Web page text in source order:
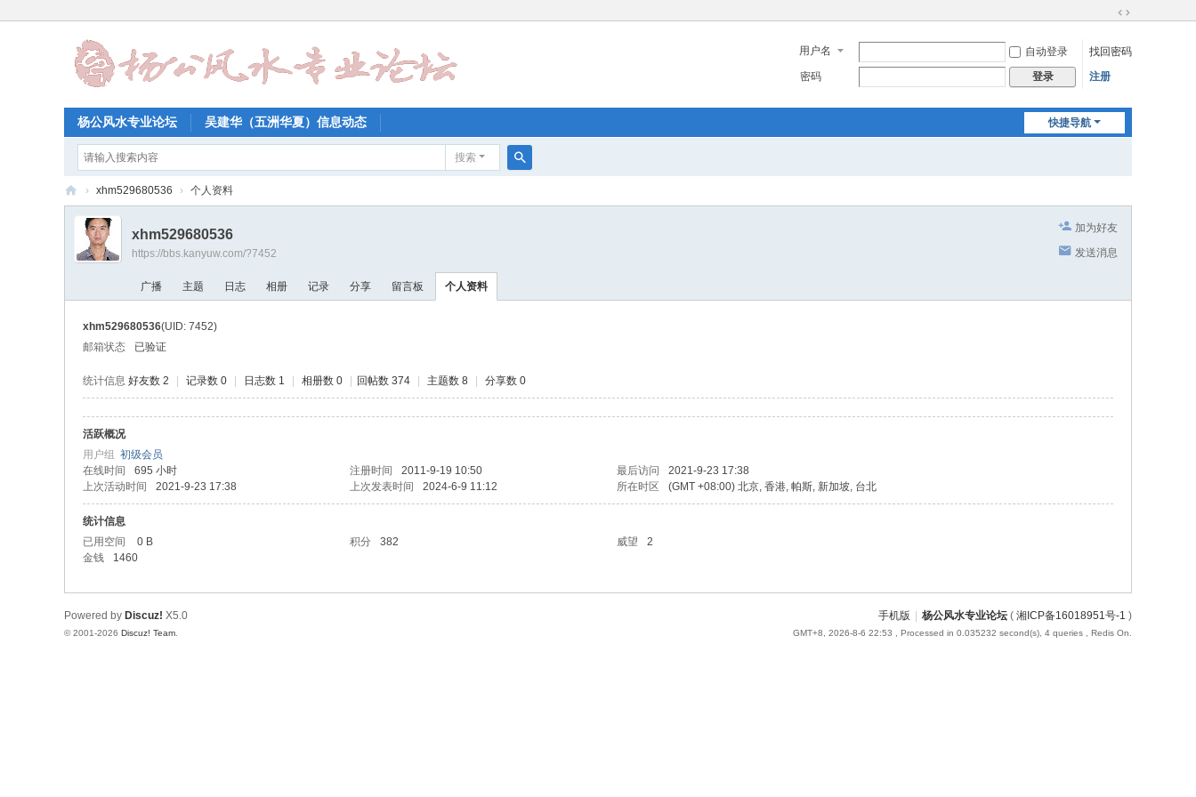
换
到
用户名 自动登录
找回密码
密码
登录 注册
快捷导航
杨公风水专业论坛 吴建华（五洲华夏）信息动态
搜索
索
杨
风
› xhm529680536 › 个人资料
加为好友
发送消息
xhm529680536
https://bbs.kanyuw.com/?7452
广播 主题 日志 相册 记录 分享 留言板 个人资料
xhm529680536(UID: 7452)
邮箱状态
已验证
统计信息 好友数 2 记录数 0 日志数 1 相册数 0 回帖数 374 主题数 8 分享数 0
活跃概况
用户组 初级会员
在线时间
695 小时 注册时间 2011-9-19 10:50 最后访问
2021-9-23 17:38
上次活动时间
2021-9-23 17:38 上次发表时间 2024-6-9 11:12 所在时区 (GMT +08:00) 北京, 香港, 帕斯, 新加坡, 台北
统计信息
已用空间
0 B 积分 382 威望
2
金钱
1460
手机版 杨公风水专业论坛 ( 湘ICP备16018951号-1 )
GMT+8, 2026-8-6 22:53 , Processed in 0.035232 second(s), 4 queries , Redis On.
Powered by Discuz! X5.0
© 2001-2026 Discuz! Team